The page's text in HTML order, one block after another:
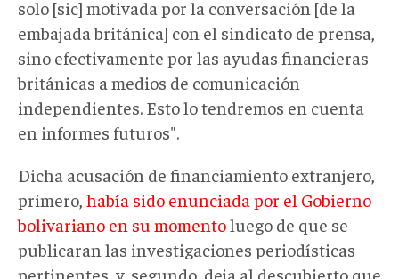
solo [sic] motivada por la conversación [de la
embajada británica] con el sindicato de prensa,
sino efectivamente por las ayudas financieras
británicas a medios de comunicación
independientes. Esto lo tendremos en cuenta
en informes futuros".
Dicha acusación de financiamiento extranjero,
primero, había sido enunciada por el Gobierno
bolivariano en su momentoluego de que se
publicaran las investigaciones periodísticas
pertinentes, y, segundo, deja al descubierto que